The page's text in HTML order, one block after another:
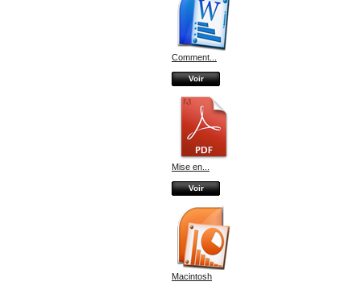
Comment...
Voir
Mise en...
Voir
Macintosh